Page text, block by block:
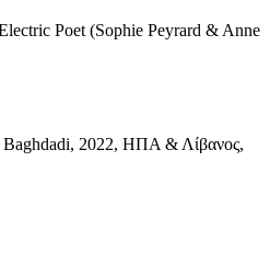
Poet (Sophie Peyrard & Anne
2022, ΗΠΑ & Λίβανος,